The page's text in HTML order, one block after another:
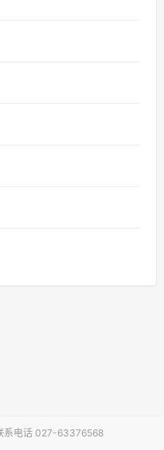
系电话 027-63376568